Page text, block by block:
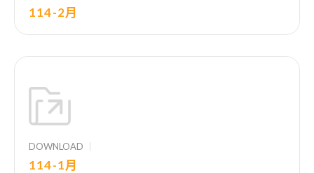
114-2月
DOWNLOAD
114-1月